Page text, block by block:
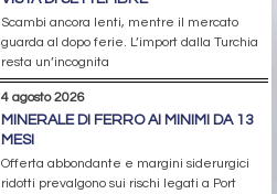
Scambi ancora lenti, mentre il mercato
guarda al dopo ferie. L’import dalla Turchia
resta un’incognita
4 agosto 2026
MINERALE DI FERRO AI MINIMI DA 13
MESI
Offerta abbondante e margini siderurgici
ridotti prevalgono sui rischi legati a Port